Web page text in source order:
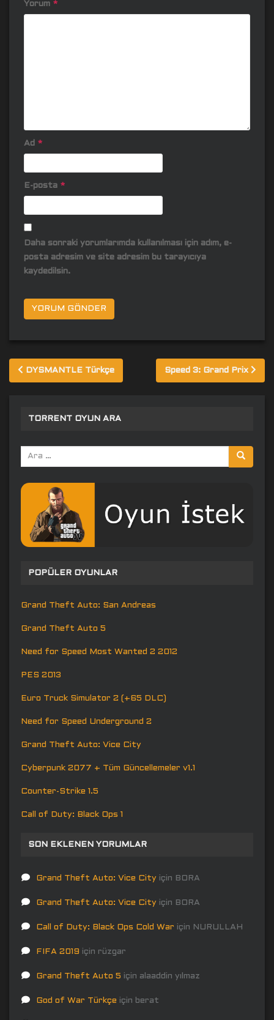
Yorum *
Ad *
E-posta *
Daha sonraki yorumlarımda kullanılması için adım, e-
posta adresim ve site adresim bu tarayıcıya
kaydedilsin.
Yazı
gezinmesi
DYSMANTLE Türkçe Speed 3: Grand Prix
TORRENT OYUN ARA
Arama
yap:
POPÜLER OYUNLAR
Grand Theft Auto: San Andreas
Grand Theft Auto 5
Need for Speed Most Wanted 2 2012
PES 2013
Euro Truck Simulator 2 (+65 DLC)
Need for Speed Underground 2
Grand Theft Auto: Vice City
Cyberpunk 2077 + Tüm Güncellemeler v1.1
Counter-Strike 1.5
Call of Duty: Black Ops 1
SON EKLENEN YORUMLAR
Grand Theft Auto: Vice City için BORA
Grand Theft Auto: Vice City için BORA
Call of Duty: Black Ops Cold War için NURULLAH
FIFA 2019 için rüzgar
Grand Theft Auto 5 için alaaddin yılmaz
God of War Türkçe için berat